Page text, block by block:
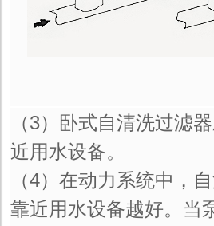
（3）卧式自清洗过滤
近用水设备。
（4）在动力系统中，
靠近用水设备越好。当